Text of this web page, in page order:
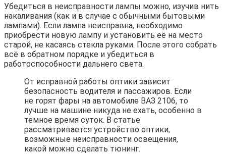
Убедиться в неисправности лампы можно, изучив нить
накаливания (как и в случае с обычными бытовыми
лампами). Если лампа неисправна, необходимо
приобрести новую лампу и установить её на место
старой, не касаясь стекла руками. После этого собрать
всё в обратном порядке и убедиться в
работоспособности дальнего света.
От исправной работы оптики зависит
безопасность водителя и пассажиров. Если
не горят фары на автомобиле ВАЗ 2106, то
лучше на машине никуда не ехать, особенно в
темное время суток. В статье
рассматривается устройство оптики,
возможные неисправности освещения,
какой можно сделать тюнинг.